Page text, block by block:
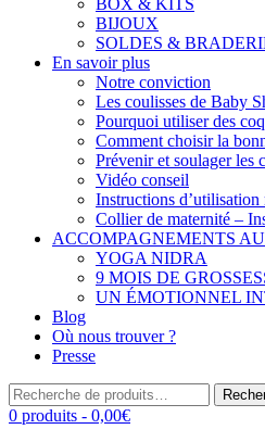
BOX & KITS
BIJOUX
SOLDES &
En savoir plus
Notre conviction
Les coulisses de Baby
Pourquoi utiliser des
Comment choisir la
Prévenir et soulager les
Vidéo conseil
Instructions
Collier de maternité –
ACCOMPAGNEMENTS
YOGA NIDRA
9 MOIS DE
UN ÉMOTIONNEL
Blog
Où nous trouver ?
Presse
Recherche
pour :
0 produits - 0,00€